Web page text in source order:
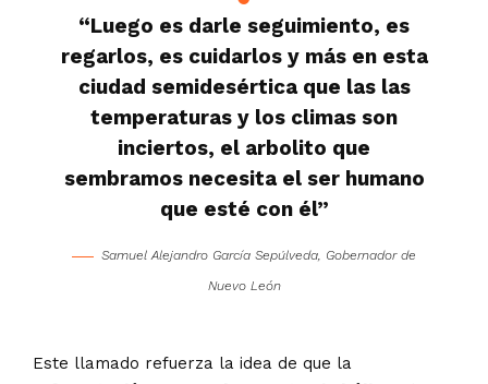
“Luego es darle seguimiento, es
regarlos, es cuidarlos y más en esta
ciudad semidesértica que las las
temperaturas y los climas son
inciertos, el arbolito que
sembramos necesita el ser humano
que esté con él”
Samuel Alejandro García Sepúlveda, Gobernador de
Nuevo León
Este llamado refuerza la idea de que la